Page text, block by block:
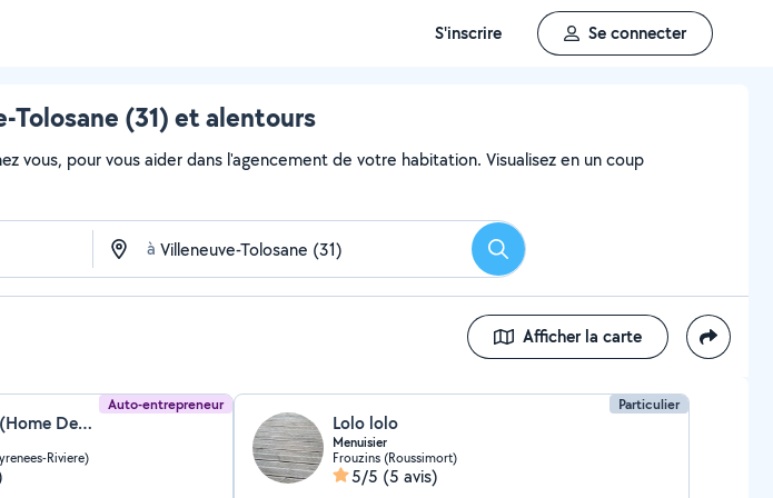
S'inscrire Se connecter
Tolosane (31) et alentours
vous, pour vous aider dans l'agencement de votre habitation. Visualisez en un coup
à Rechercher
Afficher la carte
Auto-entrepreneur
Stéphane Lopez (Home Design)
Riviere)
Particulier
Lolo lolo
Menuisier
Frouzins (Roussimort)
5/5 (5 avis)